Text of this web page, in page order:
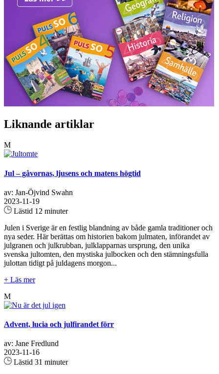
Liknande artiklar
M
Jul – gåvornas, ljusens och matens högtid
av: Jan-Öjvind Swahn
2023-11-19
Lästid 12 minuter
Julen i Sverige är en festlig blandning av både gamla traditioner och
nya seder. Här berättas om historien bakom julmaten, införandet av
julgranen och julkrubban, julklapparnas ursprung, den unika
svenska jultomten, den mystiska julbocken och den stämningsfulla
julottan tidigt på juldagens morgon...
+ Läs mer
M
Advent, lucia och julfirandet förr
av: Jane Fredlund
2023-11-16
Lästid 31 minuter